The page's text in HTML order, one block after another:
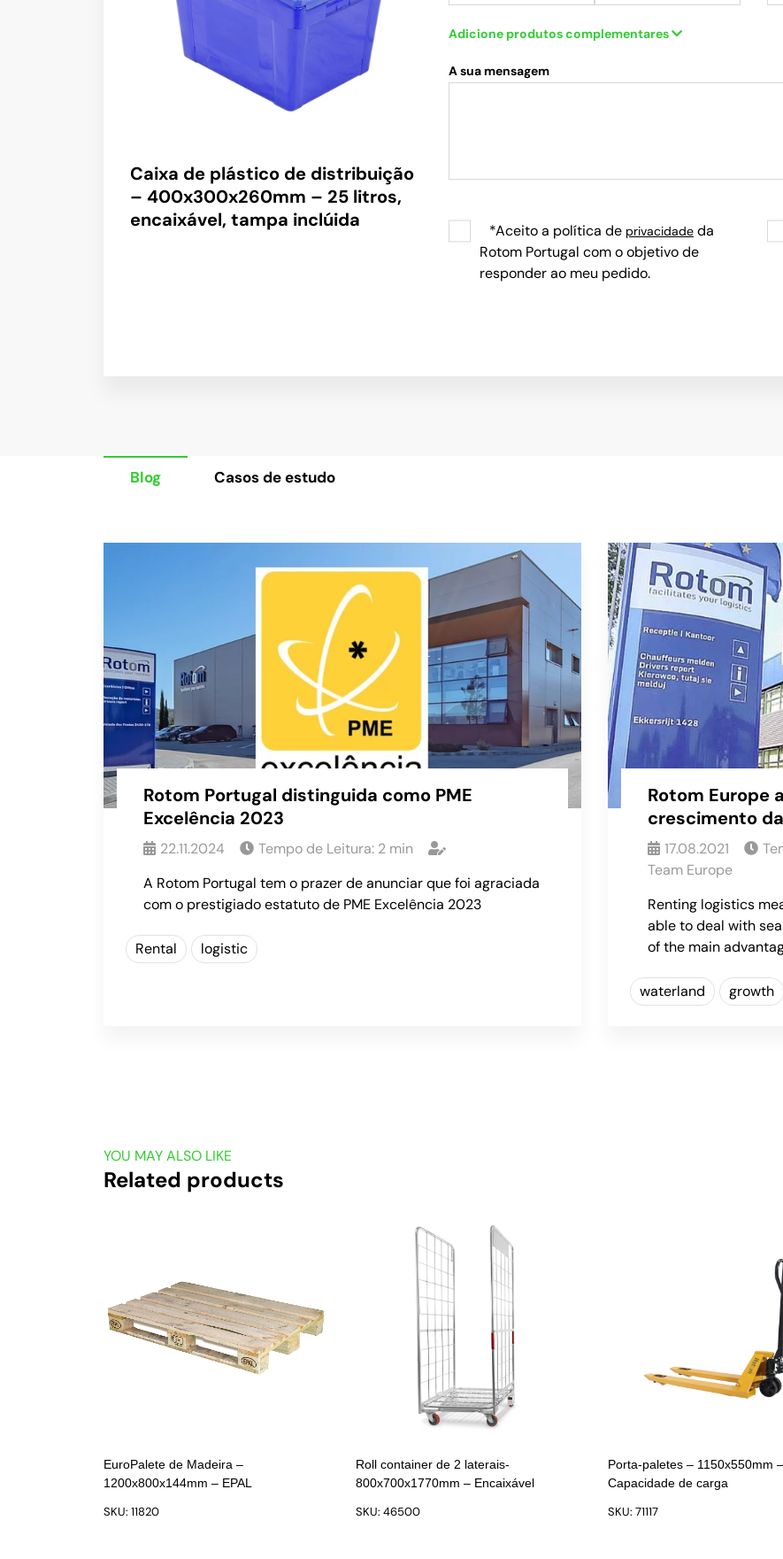
Caixa de plástico de distribuição
– 400x300x260mm – 25 litros,
encaixável, tampa inclúida
Adicione produtos complementares
A sua mensagem
*Aceito a política de privacidade da
Rotom Portugal com o objetivo de
responder ao meu pedido.
Blog Casos de estudo
Rotom Portugal distinguida como PME
Excelência 2023
22.11.2024 Tempo de Leitura: 2 min
A Rotom Portugal tem o prazer de anunciar que foi agraciada
com o prestigiado estatuto de PME Excelência 2023
Rental logistic
Rotom Europe
crescimento
17.08.2021
Team Europe
Renting logistics
able to deal with
of the main
waterland growth
YOU MAY ALSO LIKE
Related products
EuroPalete de Madeira –
1200x800x144mm – EPAL
SKU: 11820
Roll container de 2 laterais-
800x700x1770mm – Encaixável
SKU: 46500
Porta-paletes – 1150x550mm
Capacidade de carga
SKU: 71117